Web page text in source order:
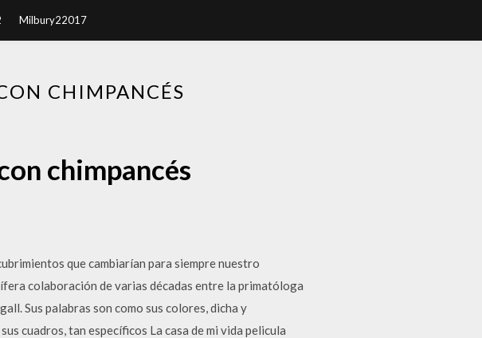
Milbury22017
CHIMPANCÉS
chimpancés
que cambiarían para siempre nuestro
colaboración de varias décadas entre la primatóloga
Sus palabras son como sus colores, dicha y
cuadros, tan específicos La casa de mi vida pelicula